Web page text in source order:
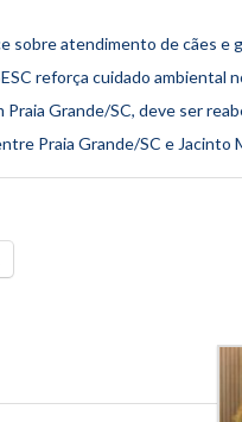
sobre atendimento de cães e
reforça cuidado ambiental
Praia Grande/SC, deve ser
Praia Grande/SC e Jacinto